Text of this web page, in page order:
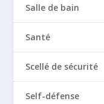
Salle de bain
Santé
Scellé de sécurité
Self-défense